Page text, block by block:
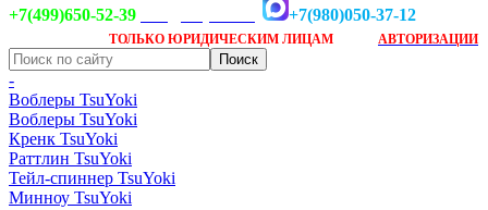
+7(499)650-52-39
+7(980)050-37-12
ТОЛЬКО ЮРИДИЧЕСКИМ ЛИЦАМ АВТОРИЗАЦИИ
-
Воблеры TsuYoki
Воблеры TsuYoki
Кренк TsuYoki
Раттлин TsuYoki
Тейл-спиннер TsuYoki
Минноу TsuYoki